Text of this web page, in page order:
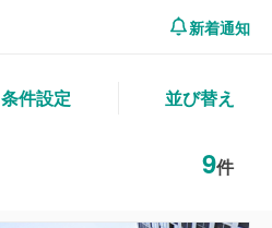
新着通知
条件設定 並び替え
9件